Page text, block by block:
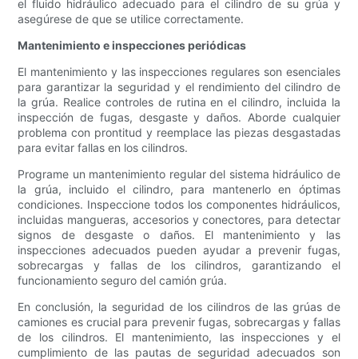
el fluido hidráulico adecuado para el cilindro de su grúa y
asegúrese de que se utilice correctamente.
Mantenimiento e inspecciones periódicas
El mantenimiento y las inspecciones regulares son esenciales
para garantizar la seguridad y el rendimiento del cilindro de
la grúa. Realice controles de rutina en el cilindro, incluida la
inspección de fugas, desgaste y daños. Aborde cualquier
problema con prontitud y reemplace las piezas desgastadas
para evitar fallas en los cilindros.
Programe un mantenimiento regular del sistema hidráulico de
la grúa, incluido el cilindro, para mantenerlo en óptimas
condiciones. Inspeccione todos los componentes hidráulicos,
incluidas mangueras, accesorios y conectores, para detectar
signos de desgaste o daños. El mantenimiento y las
inspecciones adecuados pueden ayudar a prevenir fugas,
sobrecargas y fallas de los cilindros, garantizando el
funcionamiento seguro del camión grúa.
En conclusión, la seguridad de los cilindros de las grúas de
camiones es crucial para prevenir fugas, sobrecargas y fallas
de los cilindros. El mantenimiento, las inspecciones y el
cumplimiento de las pautas de seguridad adecuados son